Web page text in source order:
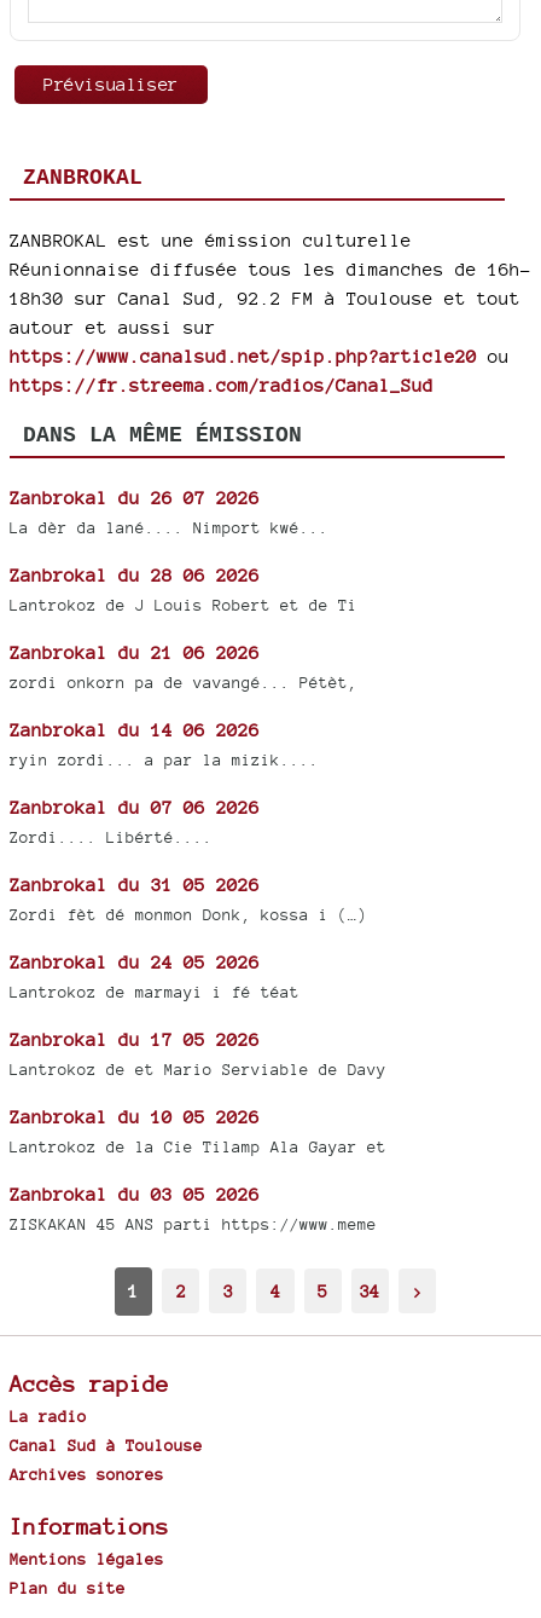
ZANBROKAL
ZANBROKAL est une émission culturelle
Réunionnaise diffusée tous les dimanches de 16h-
18h30 sur Canal Sud, 92.2 FM à Toulouse et tout
autour et aussi sur
https://www.canalsud.net/spip.php?article20 ou
https://fr.streema.com/radios/Canal_Sud
DANS LA MÊME ÉMISSION
Zanbrokal du 26 07 2026
La dèr da lané.... Nimport kwé...
Zanbrokal du 28 06 2026
Lantrokoz de J Louis Robert et de Ti
Zanbrokal du 21 06 2026
zordi onkorn pa de vavangé... Pétèt,
Zanbrokal du 14 06 2026
ryin zordi... a par la mizik....
Zanbrokal du 07 06 2026
Zordi.... Libérté....
Zanbrokal du 31 05 2026
Zordi fèt dé monmon Donk, kossa i (…)
Zanbrokal du 24 05 2026
Lantrokoz de marmayi i fé téat
Zanbrokal du 17 05 2026
Lantrokoz de et Mario Serviable de Davy
Zanbrokal du 10 05 2026
Lantrokoz de la Cie Tilamp Ala Gayar et
Zanbrokal du 03 05 2026
ZISKAKAN 45 ANS parti https://www.meme
1 2 3 4 5 34 >
Accès rapide
La radio
Canal Sud à Toulouse
Archives sonores
Informations
Mentions légales
Plan du site